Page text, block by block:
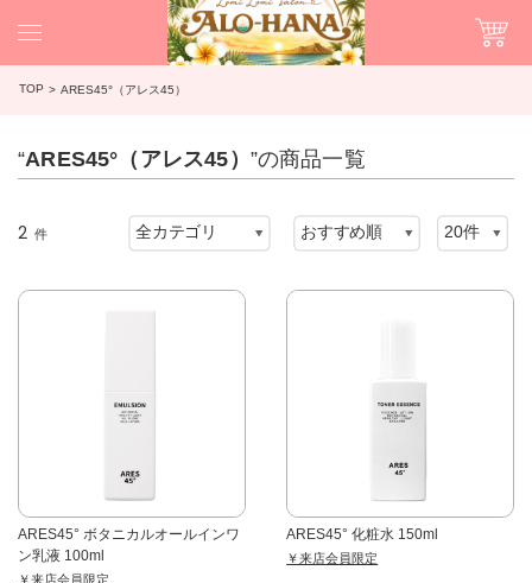
TOP ARES45°（アレス45）
“ARES45°（アレス45） ”の商品一覧
2 件
ARES45° ボタニカルオールインワ
ン乳液 100ml
￥来店会員限定
ARES45° 化粧水 150ml
￥来店会員限定